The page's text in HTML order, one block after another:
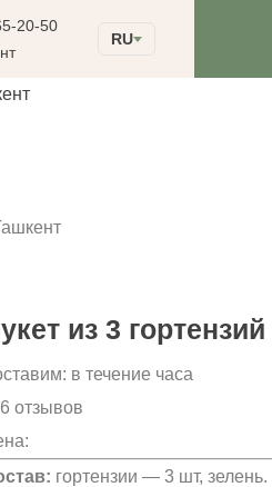
20-50
RU
из 3
в течение часа
отзывов
гортензии — 3 шт, зелень.